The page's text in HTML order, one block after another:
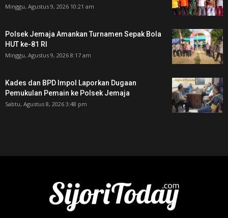
Minggu, Agustus 9, 2026 10:21 am
Polsek Jemaja Amankan Turnamen Sepak Bola
HUT ke-81 RI ‎
Minggu, Agustus 9, 2026 8:17 am
Kades dan BPD Impol Laporkan Dugaan
Pemukulan Pemain ke Polsek Jemaja
Sabtu, Agustus 8, 2026 3:48 pm